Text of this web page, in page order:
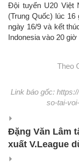
Đội tuyển U20 Việt
(Trung Quốc) lúc
ngày 16/9 và kết
Indonesia vào 20 giờ
Theo
Link báo gốc:
so-tai-
Đặng Văn Lâm
xuất V.League